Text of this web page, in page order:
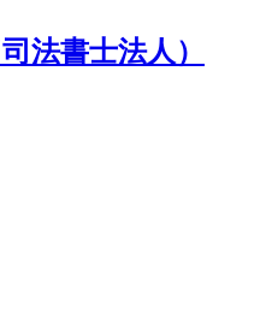
法書士法人）